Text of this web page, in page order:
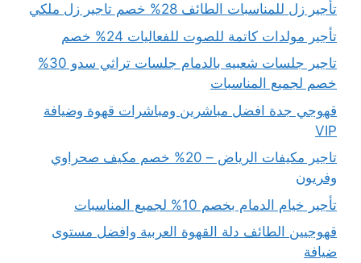
تأجير زل للمناسبات الطائف 28% خصم تاجير زل ملكي
تأجير مولدات كاتمة للصوت للفعاليات 24% خصم
تاجير جلسات شعبيه بالدمام جلسات تراثي سدو 30%
خصم لجميع المناسبات
قهوجي جدة افضل مباشرين ومباشرات قهوة وضيافة
VIP
تاجير مكيفات الرياض – 20% خصم مكيف صحراوي
وفريون
تأجير خيام الدمام بخصم 10% لجميع المناسبات
قهوجيين الطائف دلة القهوة العربية وافضل مستوى
ضيافة